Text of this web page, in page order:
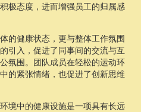
极态度，进而增强员工的归属感
的健康状态，更与整体工作氛围
引入，促进了同事间的交流与互
氛围。团队成员在轻松的运动环
的紧张情绪，也促进了创新思维
境中的健康设施是一项具有长远